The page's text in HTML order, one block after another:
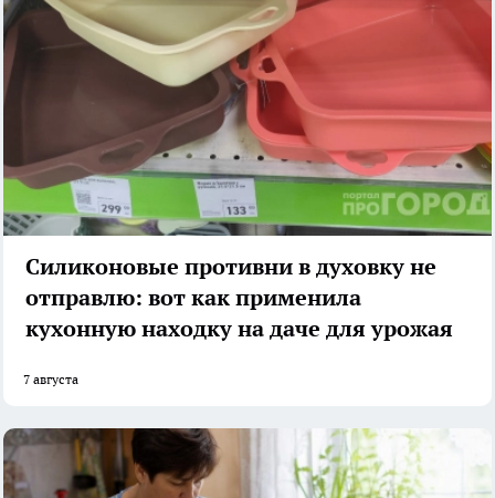
Силиконовые противни в духовку не
отправлю: вот как применила
кухонную находку на даче для урожая
7 августа